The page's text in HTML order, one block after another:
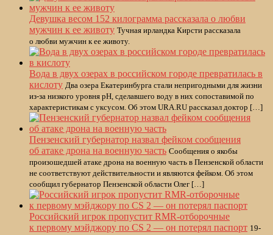
Девушка весом 152 килограмма рассказала о любви
мужчин к ее животу Тучная ирландка Кирсти рассказала
о любви мужчин к ее животу.
Вода в двух озерах в российском городе превратилась в
кислоту Два озера Екатеринбурга стали непригодными для жизни
из-за низкого уровня pH, сделавшего воду в них сопоставимой по
характеристикам с уксусом. Об этом URA.RU рассказал доктор […]
Пензенский губернатор назвал фейком сообщения
об атаке дрона на военную часть Сообщения о якобы
произошедшей атаке дрона на военную часть в Пензенской области
не соответствуют действительности и являются фейком. Об этом
сообщил губернатор Пензенской области Олег […]
Российский игрок пропустит RMR-отборочные
к первому мэйджору по CS 2 — он потерял паспорт 19-